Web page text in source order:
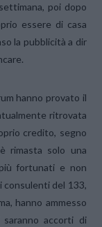
poi dopo
essere di casa
la pubblicità a dir
hanno provato il
ritrovata
credito, segno
rimasta solo una
fortunati e non
consulenti del 133,
hanno ammesso
accorti di